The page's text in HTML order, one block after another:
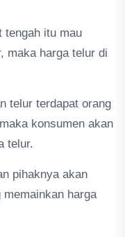
tengah itu mau
maka harga telur di
telur terdapat orang
konsumen akan
telur.
pihaknya akan
harga